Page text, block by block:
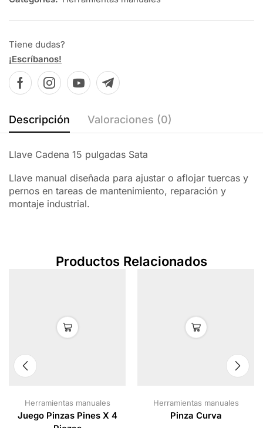
Tiene dudas?
¡Escríbanos!
Descripción Valoraciones (0)
Llave Cadena 15 pulgadas Sata
Llave manual diseñada para ajustar o aflojar tuercas y
pernos en tareas de mantenimiento, reparación y
montaje industrial.
Productos Relacionados
Herramientas manuales
Juego Pinzas Pines X 4
Herramientas manuales
Pinza Curva